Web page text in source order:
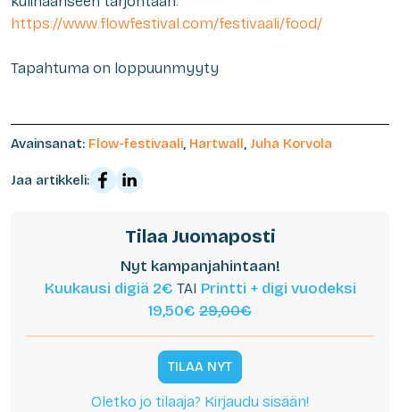
https://www.flowfestival.com/festivaali/food/
Tapahtuma on loppuunmyyty
Avainsanat: Flow-festivaali, Hartwall, Juha Korvola
Jaa artikkeli:
Tilaa Juomaposti
Nyt kampanjahintaan!
Kuukausi digiä 2€ TAI Printti + digi vuodeksi
19,50€ 29,00€
TILAA NYT
Oletko jo tilaaja? Kirjaudu sisään!